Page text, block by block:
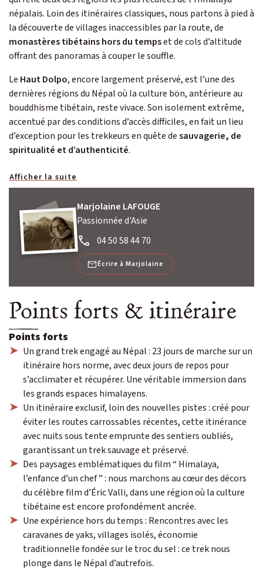
népalais. Loin des itinéraires classiques, nous partons à pied à
la découverte de villages inaccessibles par la route, de
monastères tibétains hors du tempset de cols d’altitude
offrant des panoramas à couper le souffle.
Le Haut Dolpo, encore largement préservé, est l’une des
dernières régions du Népal où la culture bön, antérieure au
bouddhisme tibétain, reste vivace. Son isolement extrême,
accentué par des conditions d’accès difficiles, en fait un lieu
d’exception pour les trekkeurs en quête desauvagerie, de
spiritualité et d’authenticité.
Afficher la suite
Marjolaine LAFOUGE
Passionnée d'Asie
04 50 58 44 70
Écrire à Marjolaine
Points forts & itinéraire
Points forts
Un grand trek engagé au Népal : 23 jours de marche sur un
itinéraire hors norme, avec deux jours de repos pour
s’acclimater et récupérer. Une véritable immersion dans
les grands espaces himalayens.
Un itinéraire exclusif, loin des nouvelles pistes : créé pour
éviter les routes carrossables récentes, cette itinérance
avec nuits sous tente emprunte des sentiers oubliés,
garantissant un trek sauvage et préservé.
Des paysages emblématiques du film “ Himalaya,
l’enfance d’un chef ” : nous marchons au cœur des décors
du célèbre film d’Éric Valli, dans une région où la culture
tibétaine est encore profondément ancrée.
Une expérience hors du temps : Rencontres avec les
caravanes de yaks, villages isolés, économie
traditionnelle fondée sur le troc du sel : ce trek nous
plonge dans le Népal d’autrefois.